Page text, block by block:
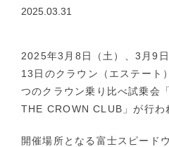
2025.03.31
2025年3月8日（土）、3月9
13日のクラウン（エステート
つのクラウン乗り比べ試乗会
THE CROWN CLUB」が行わ
開催場所となる富士スピード